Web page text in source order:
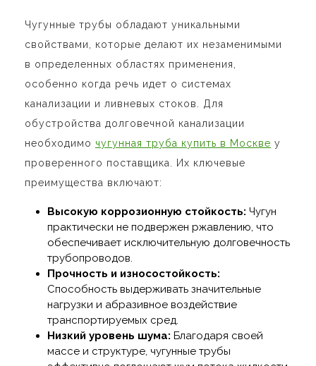
Чугунные трубы обладают уникальными
свойствами, которые делают их незаменимыми
в определенных областях применения,
особенно когда речь идет о системах
канализации и ливневых стоков. Для
обустройства долговечной канализации
необходимо чугунная труба купить в Москве у
проверенного поставщика. Их ключевые
преимущества включают:
Высокую коррозионную стойкость: Чугун
практически не подвержен ржавлению, что
обеспечивает исключительную долговечность
трубопроводов.
Прочность и износостойкость:
Способность выдерживать значительные
нагрузки и абразивное воздействие
транспортируемых сред.
Низкий уровень шума: Благодаря своей
массе и структуре, чугунные трубы